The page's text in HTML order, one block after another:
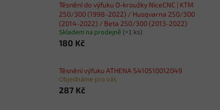
Těsnění do výfuku O-kroužky NiceCNC | KTM
250/300 (1998-2022) / Husqvarna 250/300
(2014-2022) / Beta 250/300 (2013-2022)
Skladem na prodejně (>1 ks)
180 Kč
Těsnění výfuku ATHENA S410510012049
Objednáme pro vás
287 Kč